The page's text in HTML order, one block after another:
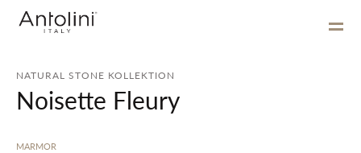
NATURAL STONE KOLLEKTION
Noisette Fleury
MARMOR